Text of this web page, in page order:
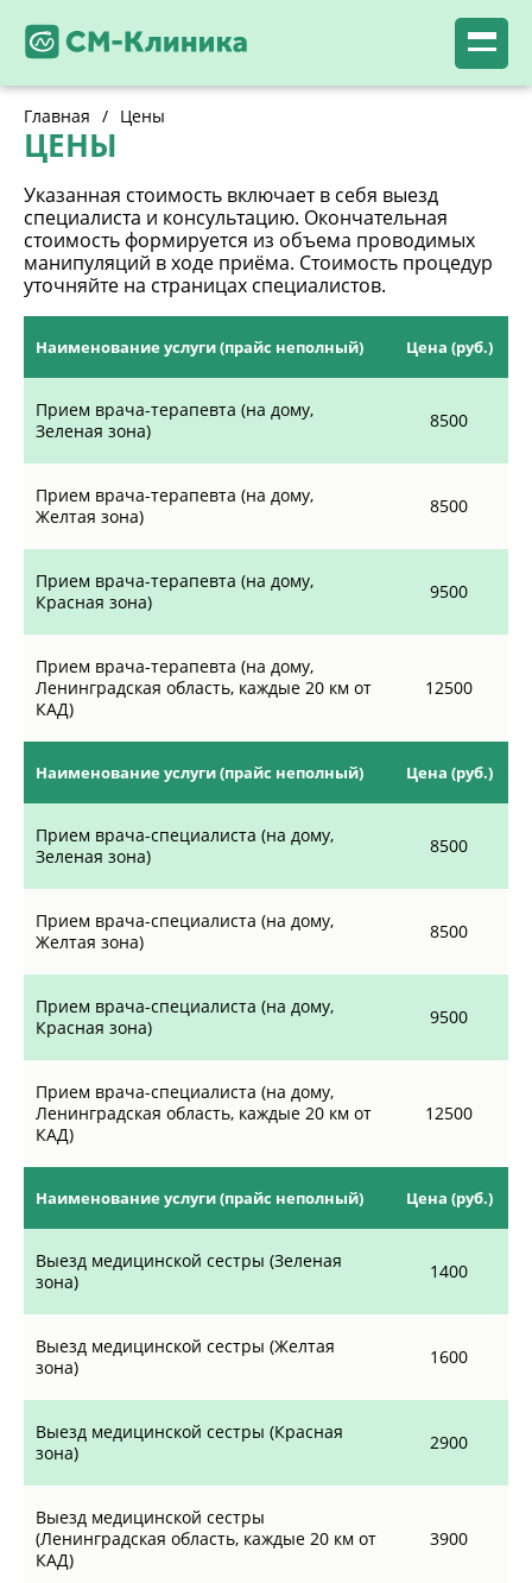
Главная / Цены
ЦЕНЫ
Указанная стоимость включает в себя выезд
специалиста и консультацию. Окончательная
стоимость формируется из объема проводимых
манипуляций в ходе приёма. Стоимость процедур
уточняйте на страницах специалистов.
Наименование услуги (прайс неполный) Цена (руб.)
Прием врача-терапевта (на дому,
Зеленая зона)
8500
Прием врача-терапевта (на дому,
Желтая зона)
8500
Прием врача-терапевта (на дому,
Красная зона)
9500
Прием врача-терапевта (на дому,
Ленинградская область, каждые 20 км от
КАД)
12500
Наименование услуги (прайс неполный) Цена (руб.)
Прием врача-специалиста (на дому,
Зеленая зона)
8500
Прием врача-специалиста (на дому,
Желтая зона)
8500
Прием врача-специалиста (на дому,
Красная зона)
9500
Прием врача-специалиста (на дому,
Ленинградская область, каждые 20 км от
КАД)
12500
Наименование услуги (прайс неполный) Цена (руб.)
Выезд медицинской сестры (Зеленая
зона)
1400
Выезд медицинской сестры (Желтая
зона)
1600
Выезд медицинской сестры (Красная
зона)
2900
Выезд медицинской сестры
(Ленинградская область, каждые 20 км от
КАД)
3900